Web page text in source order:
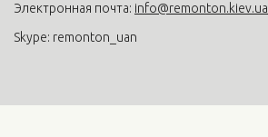
Электронная почта: info@remonton.kiev.ua
Skype: remonton_uan